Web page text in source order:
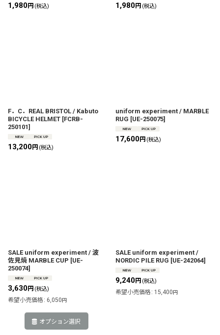
1,980円 (税込) 1,980円 (税込)
F．C．REAL BRISTOL / Kabuto
BICYCLE HELMET [FCRB-
250101]
13,200円 (税込)
uniform experiment / MARBLE
RUG [UE-250075]
17,600円 (税込)
SALE uniform experiment / 波
佐見焼 MARBLE CUP [UE-
250074]
3,630円 (税込)
希望小売価格 : 6,050円
オプション選択
SALE uniform experiment /
NORDIC PILE RUG [UE-242064]
9,240円 (税込)
希望小売価格 : 15,400円